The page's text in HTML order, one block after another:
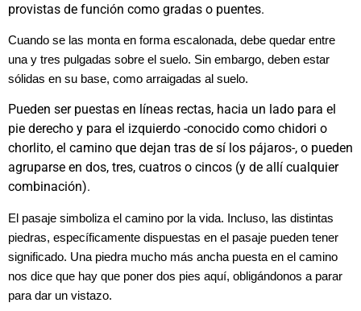
provistas de función como gradas o puentes.
Cuando se las monta en forma escalonada, debe quedar entre
una y tres pulgadas sobre el suelo. Sin embargo, deben estar
sólidas en su base, como arraigadas al suelo.
Pueden ser puestas en líneas rectas, hacia un lado para el
pie derecho y para el izquierdo -conocido como chidori o
chorlito, el camino que dejan tras de sí los pájaros-, o pueden
agruparse en dos, tres, cuatros o cincos (y de allí cualquier
combinación).
El pasaje simboliza el camino por la vida. Incluso, las distintas
piedras, específicamente dispuestas en el pasaje pueden tener
significado. Una piedra mucho más ancha puesta en el camino
nos dice que hay que poner dos pies aquí, obligándonos a parar
para dar un vistazo.